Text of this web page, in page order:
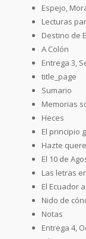
Espejo,
Lecturas
Destino de
A Colón
Entrega 3,
title_page
Sumario
Memorias
Heces
El principio
Hazte
El 10 de
Las letras
El Ecuador
Nido de
Notas
Entrega 4,